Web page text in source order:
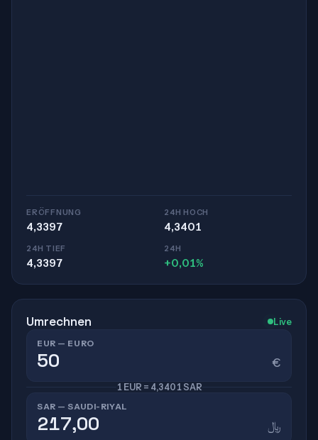
ERÖFFNUNG
4,3397
24H HOCH
4,3401
24H TIEF
4,3397
24H
+0,01%
Umrechnen Live
EUR — EURO
€
1 EUR = 4,3401 SAR
SAR — SAUDI-RIYAL
﷼